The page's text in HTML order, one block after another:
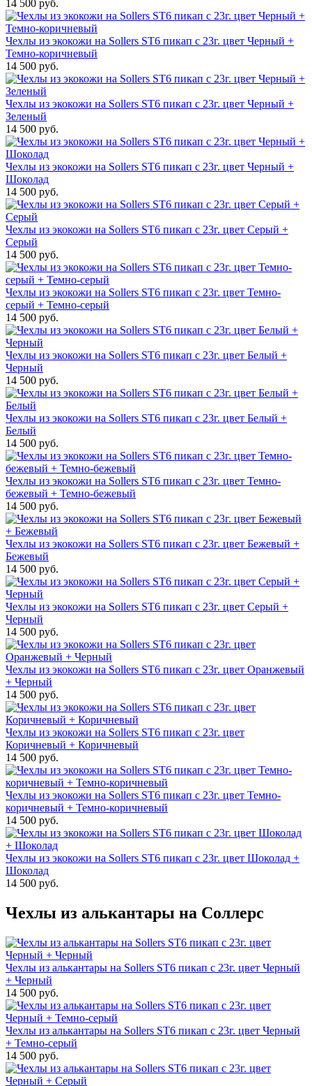
14 500 руб.
Чехлы из экокожи на Sollers ST6 пикап с 23г. цвет Черный +
Темно-коричневый
14 500 руб.
Чехлы из экокожи на Sollers ST6 пикап с 23г. цвет Черный +
Зеленый
14 500 руб.
Чехлы из экокожи на Sollers ST6 пикап с 23г. цвет Черный +
Шоколад
14 500 руб.
Чехлы из экокожи на Sollers ST6 пикап с 23г. цвет Серый +
Серый
14 500 руб.
Чехлы из экокожи на Sollers ST6 пикап с 23г. цвет Темно-
серый + Темно-серый
14 500 руб.
Чехлы из экокожи на Sollers ST6 пикап с 23г. цвет Белый +
Черный
14 500 руб.
Чехлы из экокожи на Sollers ST6 пикап с 23г. цвет Белый +
Белый
14 500 руб.
Чехлы из экокожи на Sollers ST6 пикап с 23г. цвет Темно-
бежевый + Темно-бежевый
14 500 руб.
Чехлы из экокожи на Sollers ST6 пикап с 23г. цвет Бежевый +
Бежевый
14 500 руб.
Чехлы из экокожи на Sollers ST6 пикап с 23г. цвет Серый +
Черный
14 500 руб.
Чехлы из экокожи на Sollers ST6 пикап с 23г. цвет Оранжевый
+ Черный
14 500 руб.
Чехлы из экокожи на Sollers ST6 пикап с 23г. цвет
Коричневый + Коричневый
14 500 руб.
Чехлы из экокожи на Sollers ST6 пикап с 23г. цвет Темно-
коричневый + Темно-коричневый
14 500 руб.
Чехлы из экокожи на Sollers ST6 пикап с 23г. цвет Шоколад +
Шоколад
14 500 руб.
Чехлы из алькантары на Соллерс
Чехлы из алькантары на Sollers ST6 пикап с 23г. цвет Черный
+ Черный
14 500 руб.
Чехлы из алькантары на Sollers ST6 пикап с 23г. цвет Черный
+ Темно-серый
14 500 руб.